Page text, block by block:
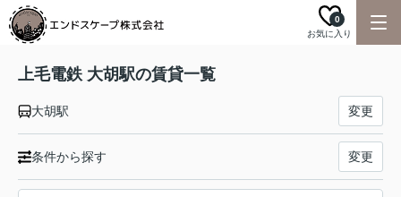
お気に入り
0
上毛電鉄 大胡駅の賃貸一覧
大胡駅 変更
条件から探す 変更